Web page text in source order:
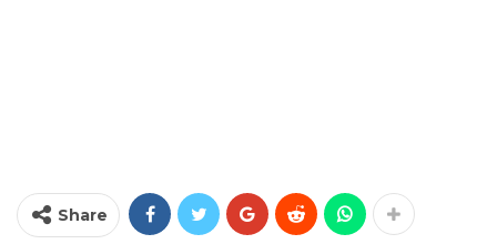
Share